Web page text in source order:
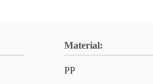
Material:
PP